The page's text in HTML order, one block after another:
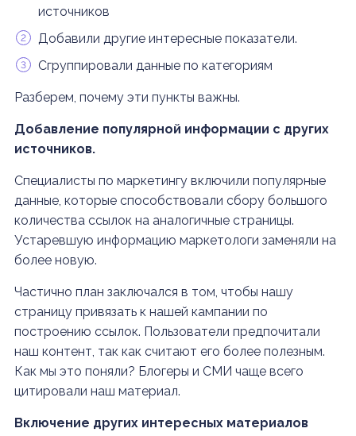
источников
Добавили другие интересные показатели.
Сгруппировали данные по категориям
Разберем, почему эти пункты важны.
Добавление популярной информации с других
источников.
Специалисты по маркетингу включили популярные
данные, которые способствовали сбору большого
количества ссылок на аналогичные страницы.
Устаревшую информацию маркетологи заменяли на
более новую.
Частично план заключался в том, чтобы нашу
страницу привязать к нашей кампании по
построению ссылок. Пользователи предпочитали
наш контент, так как считают его более полезным.
Как мы это поняли? Блогеры и СМИ чаще всего
цитировали наш материал.
Включение других интересных материалов